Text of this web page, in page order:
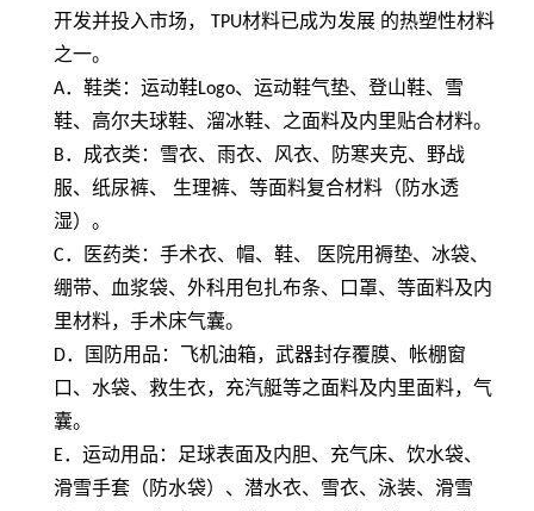
开发并投入市场， TPU材料已成为发展 的热塑性材料
之一。
A．鞋类：运动鞋Logo、运动鞋气垫、登山鞋、雪
鞋、高尔夫球鞋、溜冰鞋、之面料及内里贴合材料。
B．成衣类：雪衣、雨衣、风衣、防寒夹克、野战
服、纸尿裤、 生理裤、等面料复合材料（防水透
湿）。
C．医药类：手术衣、帽、鞋、 医院用褥垫、冰袋、
绷带、血浆袋、外科用包扎布条、口罩、等面料及内
里材料，手术床气囊。
D．国防用品：飞机油箱，武器封存覆膜、帐棚窗
口、水袋、救生衣，充汽艇等之面料及内里面料，气
囊。
E．运动用品：足球表面及内胆、充气床、饮水袋、
滑雪手套（防水袋）、潜水衣、雪衣、泳装、滑雪